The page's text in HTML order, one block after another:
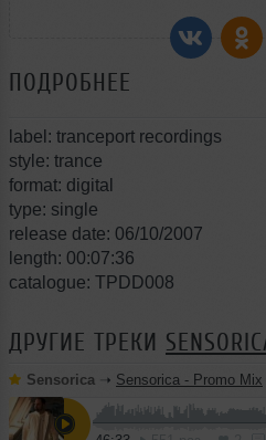
ПОДРОБНЕЕ
label: tranceport recordings
style: trance
format: digital
type: single
release date: 06/10/2007
length: 00:07:36
catalogue: TPDD008
ДРУГИЕ ТРЕКИ
Sensorica ➝ Sensorica - Promo Mix